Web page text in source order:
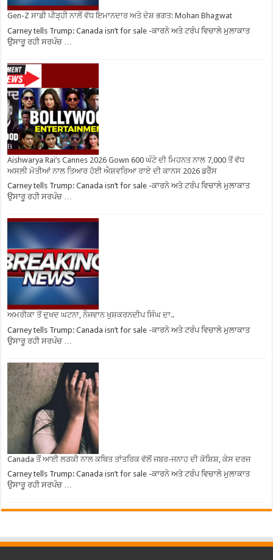
Gen-Z ਸਾਡੀ ਪੀੜ੍ਹੀ ਨਾਲੋਂ ਵੱਧ ਇਮਾਨਦਾਰ ਅਤੇ ਦੇਸ਼ ਭਗਤ: Mohan Bhagwat
Carney tells Trump: Canada isn’t for sale -ਕਾਰਨੇ ਅਤੇ ਟਰੰਪ ਵਿਚਾਲੇ ਮੁਲਾਕਾਤ
ਉਸਾਰੂ ਰਹੀ ਸਰਪੰਚ …
Aishwarya Rai’s Cannes 2026 Gown 600 ਘੰਟੇ ਦੀ ਮਿਹਨਤ ਨਾਲ 7,000 ਤੋਂ ਵੱਧ
ਅਸਲੀ ਮੋਤੀਆਂ ਨਾਲ ਤਿਆਰ ਹੋਈ ਐਸ਼ਵਰਿਆ ਰਾਏ ਦੀ ਕਾਨਸ 2026 ਡਰੈੱਸ
Carney tells Trump: Canada isn’t for sale -ਕਾਰਨੇ ਅਤੇ ਟਰੰਪ ਵਿਚਾਲੇ ਮੁਲਾਕਾਤ
ਉਸਾਰੂ ਰਹੀ ਸਰਪੰਚ …
ਅਮਰੀਕਾ ਤੋਂ ਦੁਖਦ ਘਟਨਾ, ਨੌਜਵਾਨ ਖੁਸ਼ਕਰਨਦੀਪ ਸਿੰਘ ਦਾ..
Carney tells Trump: Canada isn’t for sale -ਕਾਰਨੇ ਅਤੇ ਟਰੰਪ ਵਿਚਾਲੇ ਮੁਲਾਕਾਤ
ਉਸਾਰੂ ਰਹੀ ਸਰਪੰਚ …
Canada ਤੋਂ ਆਈ ਲੜਕੀ ਨਾਲ ਕਥਿਤ ਤਾਂਤਰਿਕ ਵੱਲੋਂ ਜਬਰ-ਜਨਾਹ ਦੀ ਕੋਸ਼ਿਸ਼, ਕੇਸ ਦਰਜ
Carney tells Trump: Canada isn’t for sale -ਕਾਰਨੇ ਅਤੇ ਟਰੰਪ ਵਿਚਾਲੇ ਮੁਲਾਕਾਤ
ਉਸਾਰੂ ਰਹੀ ਸਰਪੰਚ …